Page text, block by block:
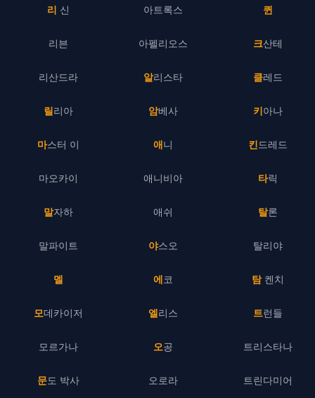
리 신
리븐
리산드라
릴리아
마스터 이
마오카이
말자하
말파이트
멜
모데카이저
모르가나
문도 박사
아트록스
아펠리오스
알리스타
암베사
애니
애니비아
애쉬
야스오
에코
엘리스
오공
오로라
퀸
크산테
클레드
키아나
킨드레드
타릭
탈론
탈리야
탐 켄치
트런들
트리스타나
트린다미어